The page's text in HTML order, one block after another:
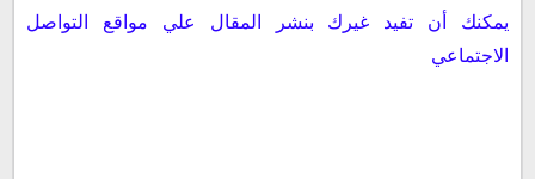
يمكنك أن تفيد غيرك بنشر المقال علي مواقع التواصل
الاجتماعي